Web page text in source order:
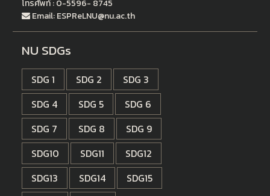
โทรศัพท์ : 0-5596- 8745
Email: ESPReLNU@nu.ac.th
NU SDGs
SDG 1 SDG 2
SDG 3
SDG 4
SDG 5
SDG 6
SDG 7
SDG 8
SDG 9
SDG10
SDG11
SDG12
SDG13
SDG14
SDG15